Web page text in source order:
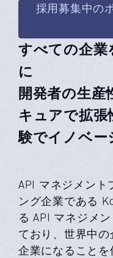
採用募集中の
すべての企業
に
開発者の生産
キュアで拡
験でイノベー
API マネジメント
ング企業である
る API マネジメ
ており、世界中の
企業になること